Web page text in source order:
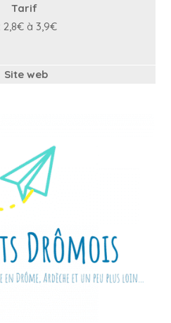
Tarif
2,8€ à 3,9€
Site web